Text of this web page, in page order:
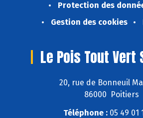
Protection des
Gestion des cookies
Le Pois Tout Vert
20, rue de Bonneuil
86000 Poitiers
Téléphone : 05 49 01